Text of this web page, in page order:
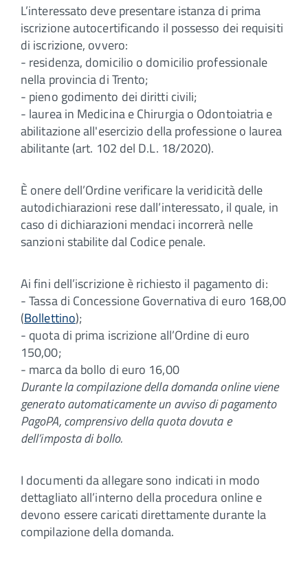
L’interessato deve presentare istanza di prima
iscrizione autocertificando il possesso dei requisiti
di iscrizione, ovvero:
- residenza, domicilio o domicilio professionale
nella provincia di Trento;
- pieno godimento dei diritti civili;
- laurea in Medicina e Chirurgia o Odontoiatria e
abilitazione all'esercizio della professione o laurea
abilitante (art. 102 del D.L. 18/2020).
È onere dell’Ordine verificare la veridicità delle
autodichiarazioni rese dall’interessato, il quale, in
caso di dichiarazioni mendaci incorrerà nelle
sanzioni stabilite dal Codice penale.
Ai fini dell’iscrizione è richiesto il pagamento di:
- Tassa di Concessione Governativa di euro 168,00
(Bollettino);
- quota di prima iscrizione all’Ordine di euro
150,00;
- marca da bollo di euro 16,00
Durante la compilazione della domanda online viene
generato automaticamente un avviso di pagamento
PagoPA, comprensivo della quota dovuta e
dell’imposta di bollo.
I documenti da allegare sono indicati in modo
dettagliato all’interno della procedura online e
devono essere caricati direttamente durante la
compilazione della domanda.